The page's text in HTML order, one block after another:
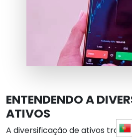
ENTENDENDO A
ATIVOS
A diversificação de ativos